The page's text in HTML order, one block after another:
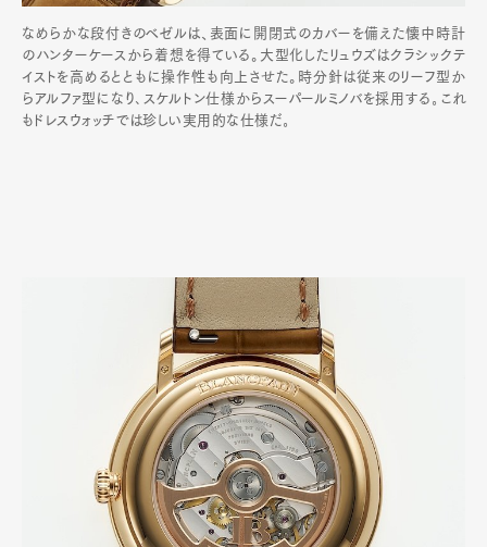
なめらかな段付きのベゼルは、表面に開閉式のカバーを備えた懐中時計
のハンターケースから着想を得ている。大型化したリュウズはクラシックテ
イストを高めるとともに操作性も向上させた。時分針は従来のリーフ型か
らアルファ型になり､スケルトン仕様からスーパールミノバを採用する｡これ
もドレスウォッチでは珍しい実用的な仕様だ｡